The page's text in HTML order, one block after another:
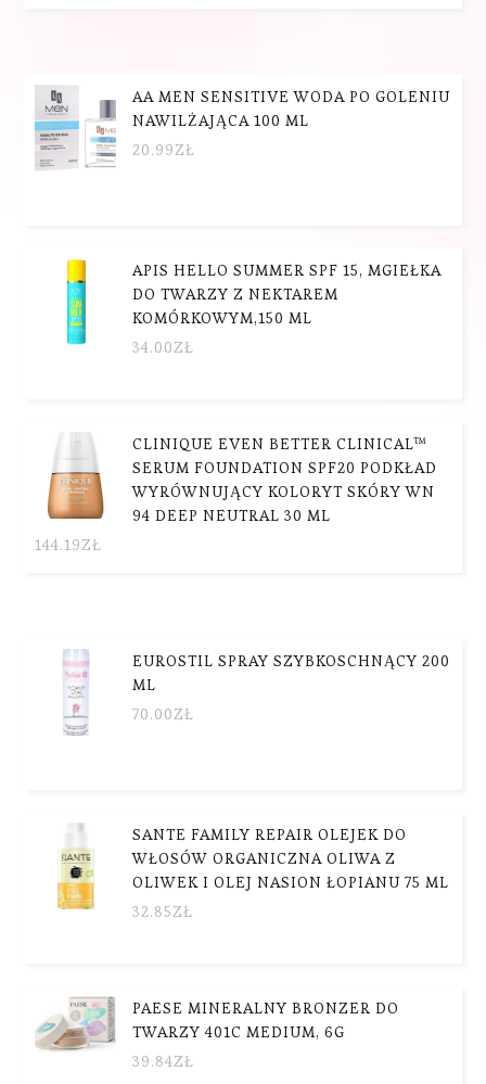
AA MEN SENSITIVE WODA PO GOLENIU
NAWILŻAJĄCA 100 ML
20.99ZŁ
APIS HELLO SUMMER SPF 15, MGIEŁKA
DO TWARZY Z NEKTAREM
KOMÓRKOWYM,150 ML
34.00ZŁ
CLINIQUE EVEN BETTER CLINICAL™
SERUM FOUNDATION SPF20 PODKŁAD
WYRÓWNUJĄCY KOLORYT SKÓRY WN
94 DEEP NEUTRAL 30 ML
144.19ZŁ
EUROSTIL SPRAY SZYBKOSCHNĄCY 200
ML
70.00ZŁ
SANTE FAMILY REPAIR OLEJEK DO
WŁOSÓW ORGANICZNA OLIWA Z
OLIWEK I OLEJ NASION ŁOPIANU 75 ML
32.85ZŁ
PAESE MINERALNY BRONZER DO
TWARZY 401C MEDIUM, 6G
39.84ZŁ